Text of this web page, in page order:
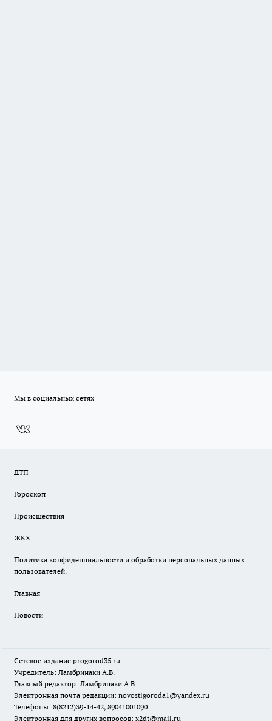
Мы в социальных сетях
ДТП
Гороскоп
Происшествия
ЖКХ
Политика конфиденциальности и обработки персональных данных
пользователей.
Главная
Новости
Сетевое издание progorod35.ru
Учредитель: Ламбринаки А.В.
Главный редактор: Ламбринаки А.В.
Электронная почта редакции: novostigoroda1@yandex.ru
Телефоны: 8(8212)39-14-42, 89041001090
Электронная для других вопросов: x2dt@mail.ru